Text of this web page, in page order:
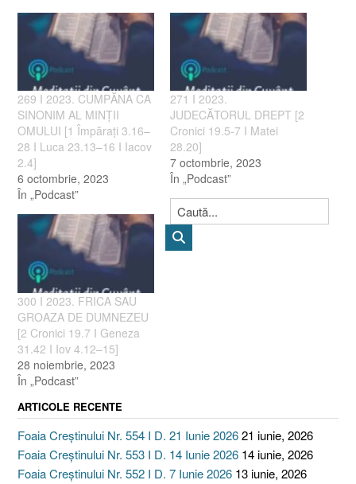
269 I 2023. CUMPĂNA CA
SINONIM AL MINȚII
OMULUI [1 Împărați 3.16–
28 I Luca 23.13–16 I Iacov
2.4]
6 octombrie, 2023
În „Podcast”
271 I 2023.
JUDECĂTORUL DREPT [2
Cronici 19.5-7 I Matei
28.20]
7 octombrie, 2023
În „Podcast”
300 I 2023. FRICA SAU
GROAZA DE DUMNEZEU
[2 Cronici 19.7 I Geneza
31.42 I Iov 4.12–15]
28 noiembrie, 2023
În „Podcast”
ARTICOLE RECENTE
Foaia Creștinului Nr. 554 I D. 21 Iunie 202621 iunie, 2026
Foaia Creștinului Nr. 553 I D. 14 Iunie 2026 14 iunie, 2026
Foaia Creștinului Nr. 552 I D. 7 Iunie 2026 13 iunie, 2026